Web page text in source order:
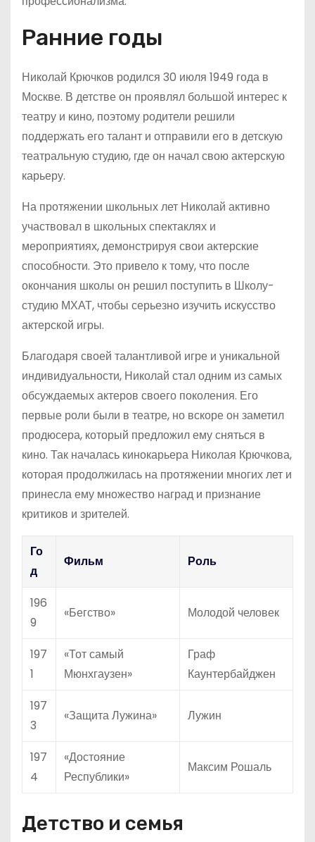
Ранние годы
Николай Крючков родился 30 июля 1949 года в
Москве. В детстве он проявлял большой интерес к
театру и кино, поэтому родители решили
поддержать его талант и отправили его в детскую
театральную студию, где он начал свою актерскую
карьеру.
На протяжении школьных лет Николай активно
участвовал в школьных спектаклях и
мероприятиях, демонстрируя свои актерские
способности. Это привело к тому, что после
окончания школы он решил поступить в Школу-
студию МХАТ, чтобы серьезно изучить искусство
актерской игры.
Благодаря своей талантливой игре и уникальной
индивидуальности, Николай стал одним из самых
обсуждаемых актеров своего поколения. Его
первые роли были в театре, но вскоре он заметил
продюсера, который предложил ему сняться в
кино. Так началась кинокарьера Николая Крючкова,
которая продолжилась на протяжении многих лет и
принесла ему множество наград и признание
критиков и зрителей.
Го
д
Фильм Роль
196
9
«Бегство» Молодой человек
197
1
«Тот самый
Мюнхгаузен»
Граф
Каунтербайджен
197
3
«Защита Лужина» Лужин
197
4
«Достояние
Республики»
Максим Рошаль
Детство и семья